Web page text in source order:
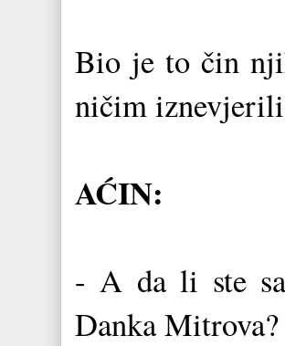
Bio je to čin
ničim
AĆIN:
- A da li ste
Danka Mitrova?